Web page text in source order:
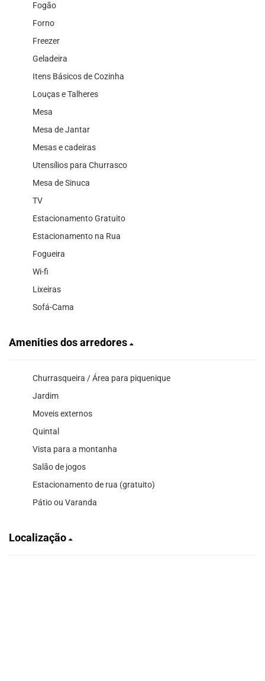
Fogão
Forno
Freezer
Geladeira
Itens Básicos de Cozinha
Louças e Talheres
Mesa
Mesa de Jantar
Mesas e cadeiras
Utensílios para Churrasco
Mesa de Sinuca
TV
Estacionamento Gratuito
Estacionamento na Rua
Fogueira
Wi-fi
Lixeiras
Sofá-Cama
Amenities dos arredores
Churrasqueira / Área para piquenique
Jardim
Moveis externos
Quintal
Vista para a montanha
Salão de jogos
Estacionamento de rua (gratuito)
Pátio ou Varanda
Localização